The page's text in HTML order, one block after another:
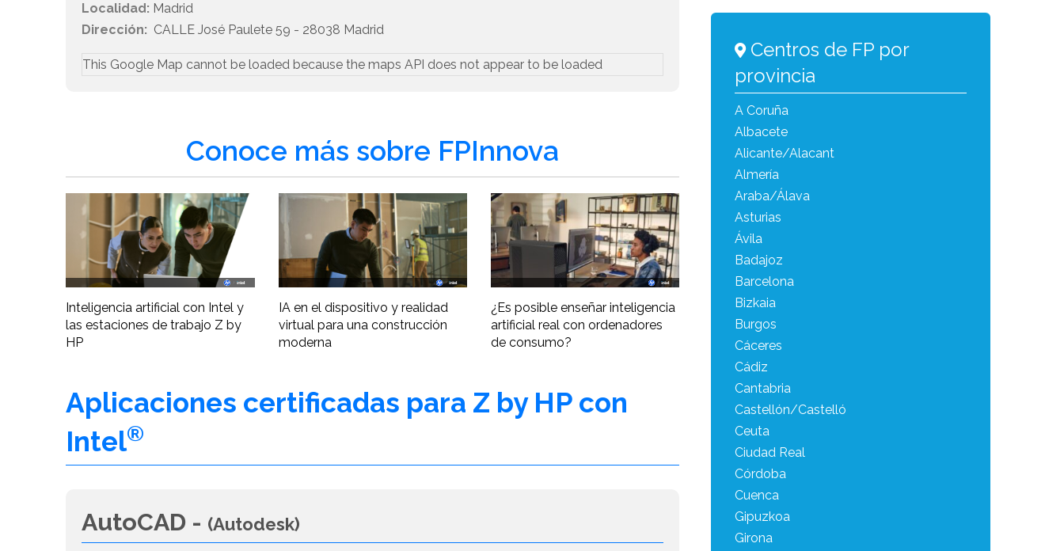
Localidad: Madrid
Dirección: CALLE José Paulete 59 - 28038 Madrid
This Google Map cannot be loaded because the maps API does not appear to be loaded
Conoce más sobre FPInnova
Inteligencia artificial con Intel y
las estaciones de trabajo Z by
HP
IA en el dispositivo y realidad
virtual para una construcción
moderna
¿Es posible enseñar inteligencia
artificial real con ordenadores
de consumo?
Aplicaciones certificadas para Z by HP con
Intel®
AutoCAD - (Autodesk)
Centros de FP por
provincia
A Coruña
Albacete
Alicante/Alacant
Almería
Araba/Álava
Asturias
Ávila
Badajoz
Barcelona
Bizkaia
Burgos
Cáceres
Cádiz
Cantabria
Castellón/Castelló
Ceuta
Ciudad Real
Córdoba
Cuenca
Gipuzkoa
Girona